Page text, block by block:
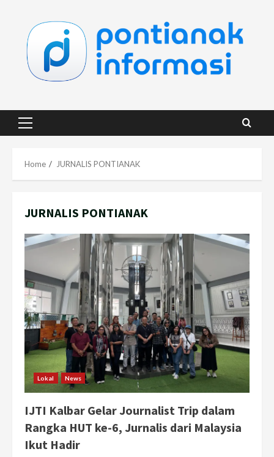
content
Primary
Home JURNALIS PONTIANAK
JURNALIS PONTIANAK
Lokal News
IJTI Kalbar Gelar Journalist Trip dalam
Rangka HUT ke-6, Jurnalis dari Malaysia
Ikut Hadir